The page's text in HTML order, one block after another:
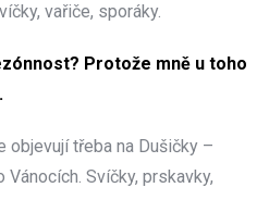
vařiče, sporáky.
Protože mně u toho
objevují třeba na Dušičky –
Svíčky, prskavky,